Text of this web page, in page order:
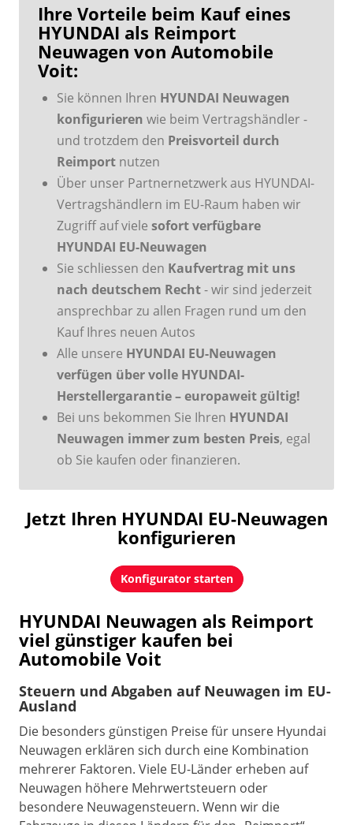
Ihre Vorteile beim Kauf eines
HYUNDAI als Reimport
Neuwagen von Automobile
Voit:
Sie können Ihren HYUNDAI Neuwagen
konfigurieren wie beim Vertragshändler -
und trotzdem den Preisvorteil durch
Reimport nutzen
Über unser Partnernetzwerk aus HYUNDAI-
Vertragshändlern im EU-Raum haben wir
Zugriff auf viele sofort verfügbare
HYUNDAI EU-Neuwagen
Sie schliessen den Kaufvertrag mit uns
nach deutschem Recht- wir sind jederzeit
ansprechbar zu allen Fragen rund um den
Kauf Ihres neuen Autos
Alle unsere HYUNDAI EU-Neuwagen
verfügen über volle HYUNDAI-
Herstellergarantie – europaweit gültig!
Bei uns bekommen Sie Ihren HYUNDAI
Neuwagen immer zum besten Preis, egal
ob Sie kaufen oder finanzieren.
Jetzt Ihren HYUNDAI EU-Neuwagen
konfigurieren
Konfigurator starten
HYUNDAI Neuwagen als Reimport
viel günstiger kaufen bei
Automobile Voit
Steuern und Abgaben auf Neuwagen im EU-
Ausland
Die besonders günstigen Preise für unsere Hyundai
Neuwagen erklären sich durch eine Kombination
mehrerer Faktoren. Viele EU-Länder erheben auf
Neuwagen höhere Mehrwertsteuern oder
besondere Neuwagensteuern. Wenn wir die